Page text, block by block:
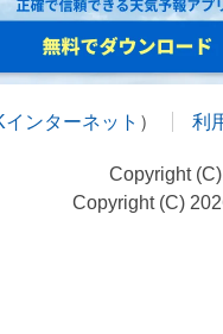
ンターネット ） 利
Copyright
Copyright (C)